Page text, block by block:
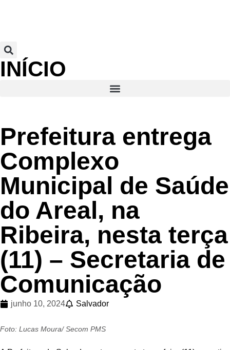
INÍCIO
Prefeitura entrega
Complexo
Municipal de Saúde
do Areal, na
Ribeira, nesta terça
(11) – Secretaria de
Comunicação
junho 10, 2024 Salvador
Foto: Lucas Moura/ Secom PMS